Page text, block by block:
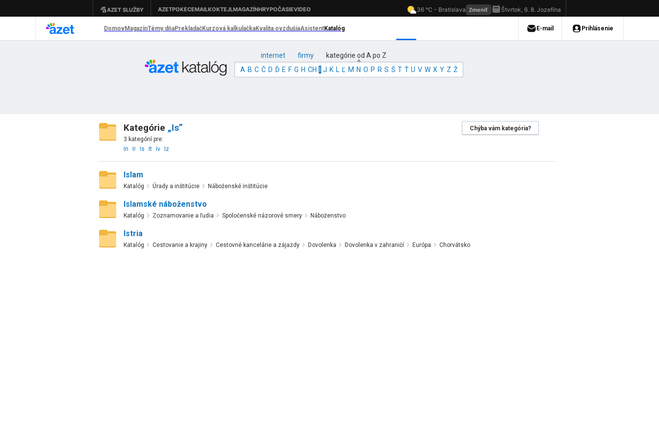
internet firmy
kategórie od A po Z
A B C Č D Ď E F G H CH J K L Ľ M N O P R S Š T Ť U V W X Y Z Ž
Kategórie „Is”
Chýba vám kategória?
3 kategórií pre:
In
Ir Is It Iv Iz
Islam
Katalóg Úrady a inštitúcie Náboženské inštitúcie
Islamské náboženstvo
Katalóg Zoznamovanie a ľudia Spoločenské názorové smery Náboženstvo
Istria
Katalóg Cestovanie a krajiny Cestovné kancelárie a zájazdy Dovolenka Dovolenka v zahraničí Európa Chorvátsko